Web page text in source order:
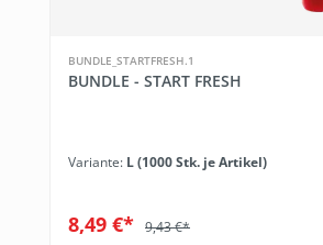
BUNDLE_STARTFRESH.1
BUNDLE - START FRESH
Variante: L (1000 Stk. je Artikel)
8,49 €* 9,43 €*